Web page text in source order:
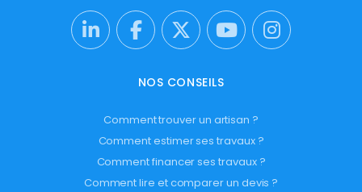
NOS CONSEILS
Comment trouver un artisan ?
Comment estimer ses travaux ?
Comment financer ses travaux ?
Comment lire et comparer un devis ?